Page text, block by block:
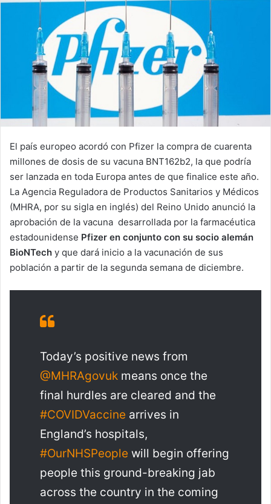
El país europeo acordó con Pfizer la compra de cuarenta
millones de dosis de su vacuna BNT162b2, la que podría
ser lanzada en toda Europa antes de que finalice este año.
La Agencia Reguladora de Productos Sanitarios y Médicos
(MHRA, por su sigla en inglés) del Reino Unido anunció la
aprobación de la vacuna desarrollada por la farmacéutica
estadounidense Pfizer en conjunto con su socio alemán
BioNTech y que dará inicio a la vacunación de sus
población a partir de la segunda semana de diciembre.
Today’s positive news from
@MHRAgovuk means once the
final hurdles are cleared and the
#COVIDVaccine arrives in
England’s hospitals,
#OurNHSPeople will begin offering
people this ground-breaking jab
across the country in the coming